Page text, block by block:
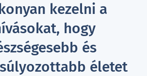
kezelni a
hogy
és
életet